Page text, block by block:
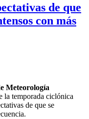
de que
con más
Meteorología
la temporada ciclónica
de que se